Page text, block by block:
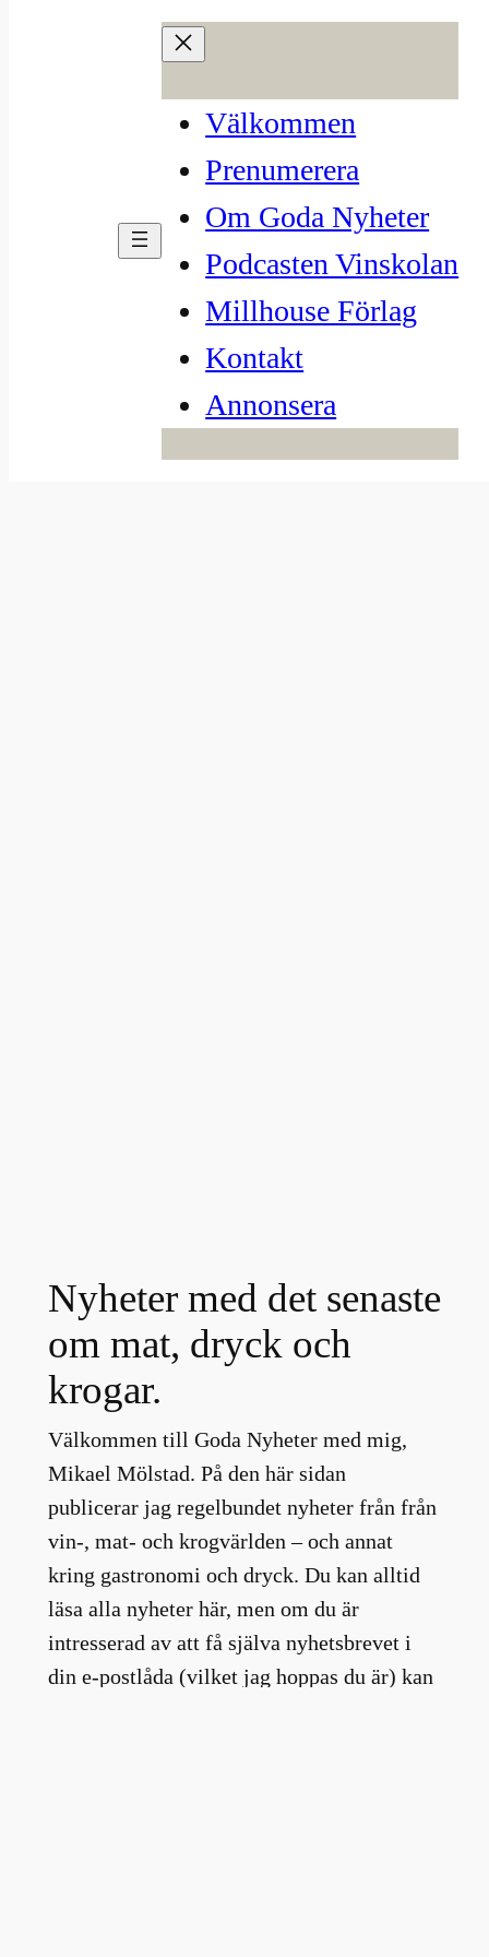
Välkommen
Prenumerera
Om Goda Nyheter
Podcasten Vinskolan
Millhouse Förlag
Kontakt
Annonsera
Nyheter med det senaste
om mat, dryck och
krogar.
Välkommen till Goda Nyheter med mig,
Mikael Mölstad. På den här sidan
publicerar jag regelbundet nyheter från från
vin-, mat- och krogvärlden – och annat
kring gastronomi och dryck. Du kan alltid
läsa alla nyheter här, men om du är
intresserad av att få själva nyhetsbrevet i
din e-postlåda (vilket jag hoppas du är) kan